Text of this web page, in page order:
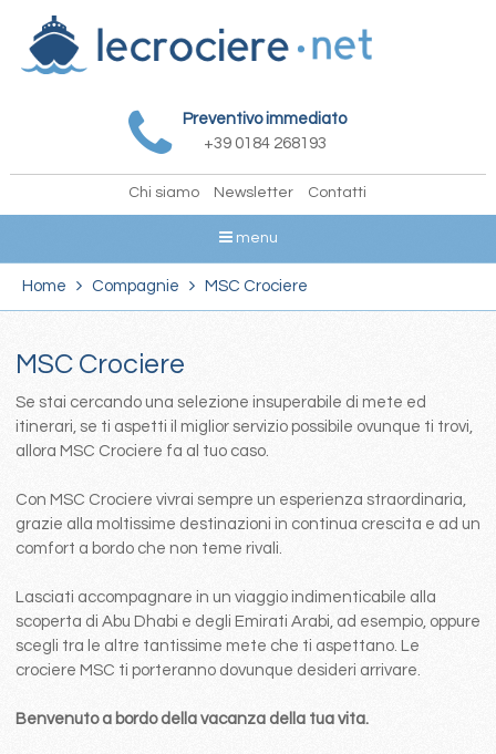
Preventivo immediato
+39 0184 268193
Chi siamo Newsletter Contatti
menu
Home Compagnie MSC Crociere
MSC Crociere
Se stai cercando una selezione insuperabile di mete ed
itinerari, se ti aspetti il miglior servizio possibile ovunque ti trovi,
allora MSC Crociere fa al tuo caso.
Con MSC Crociere vivrai sempre un esperienza straordinaria,
grazie alla moltissime destinazioni in continua crescita e ad un
comfort a bordo che non teme rivali.
Lasciati accompagnare in un viaggio indimenticabile alla
scoperta di Abu Dhabi e degli Emirati Arabi, ad esempio, oppure
scegli tra le altre tantissime mete che ti aspettano. Le
crociere MSC ti porteranno dovunque desideri arrivare.
Benvenuto a bordo della vacanza della tua vita.